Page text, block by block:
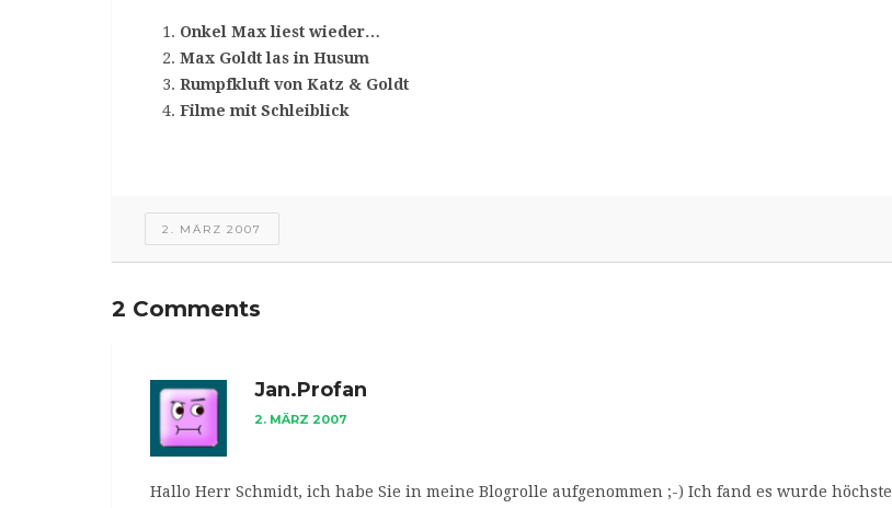
Onkel Max liest wieder…
Max Goldt las in Husum
Rumpfkluft von Katz & Goldt
Filme mit Schleiblick
2. MÄRZ 2007
2 Comments
Jan.Profan
2. MÄRZ 2007
Hallo Herr Schmidt, ich habe Sie in meine Blogrolle aufgenommen ;-) Ich fand es wurde höchste